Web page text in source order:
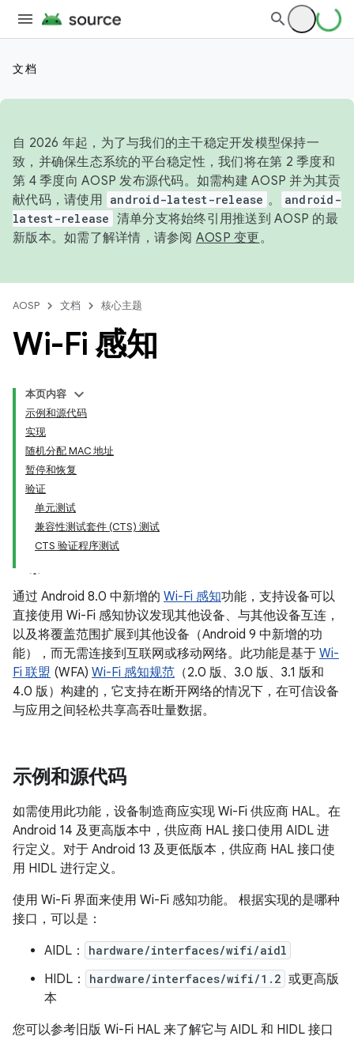
文档
自 2026 年起，为了与我们的主干稳定开发模型保持一
致，并确保生态系统的平台稳定性，我们将在第 2 季度和
第 4 季度向 AOSP 发布源代码。如需构建 AOSP 并为其贡
献代码，请使用 android-latest-release 。
android-
latest-release 清单分支将始终引用推送到 AOSP 的最
新版本。如需了解详情，请参阅 AOSP 变更。
AOSP 文档 核心主题
Wi-Fi 感知
本页内容
示例和源代码
实现
随机分配 MAC 地址
暂停和恢复
验证
单元测试
兼容性测试套件 (CTS) 测试
CTS 验证程序测试
通过 Android 8.0 中新增的 Wi-Fi 感知功能，支持设备可以
直接使用 Wi-Fi 感知协议发现其他设备、与其他设备互连，
以及将覆盖范围扩展到其他设备（Android 9 中新增的功
能），而无需连接到互联网或移动网络。此功能是基于 Wi-
Fi 联盟 (WFA) Wi-Fi 感知规范 （2.0 版、3.0 版、3.1 版和
4.0 版）构建的，它支持在断开网络的情况下，在可信设备
与应用之间轻松共享高吞吐量数据。
示例和源代码
如需使用此功能，设备制造商应实现 Wi-Fi 供应商 HAL。在
Android 14 及更高版本中，供应商 HAL 接口使用 AIDL 进
行定义。对于 Android 13 及更低版本，供应商 HAL 接口使
用 HIDL 进行定义。
使用 Wi-Fi 界面来使用 Wi-Fi 感知功能。 根据实现的是哪种
接口，可以是：
AIDL：
hardware/interfaces/wifi/aidl
HIDL： hardware/interfaces/wifi/1.2 或更高版
本
您可以参考旧版 Wi-Fi HAL 来了解它与 AIDL 和 HIDL 接口